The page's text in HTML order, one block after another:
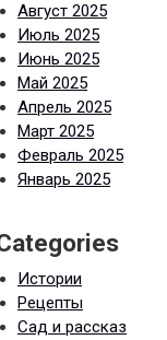
Август 2025
Июль 2025
Июнь 2025
Май 2025
Апрель 2025
Март 2025
Февраль 2025
Январь 2025
Истории
Рецепты
Сад и рассказ